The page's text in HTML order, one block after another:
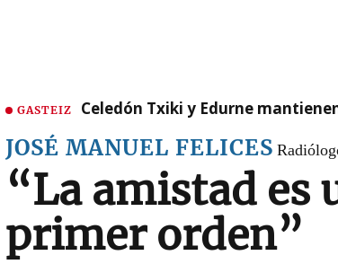
GASTEIZ Celedón Txiki y Edurne
JOSÉ MANUEL FELICES
“La amistad es
primer orden”